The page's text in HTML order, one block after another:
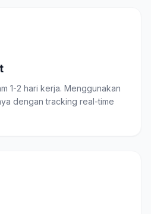
1-2 hari kerja. Menggunakan
dengan tracking real-time